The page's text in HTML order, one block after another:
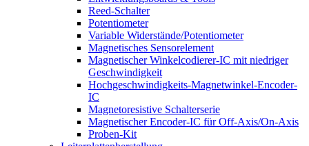
Reed-Schalter
Potentiometer
Variable Widerstände/Potentiometer
Magnetisches Sensorelement
Magnetischer Winkelcodierer-IC mit niedriger
Geschwindigkeit
Hochgeschwindigkeits-Magnetwinkel-Encoder-
IC
Magnetoresistive Schalterserie
Magnetischer Encoder-IC für Off-Axis/On-Axis
Proben-Kit